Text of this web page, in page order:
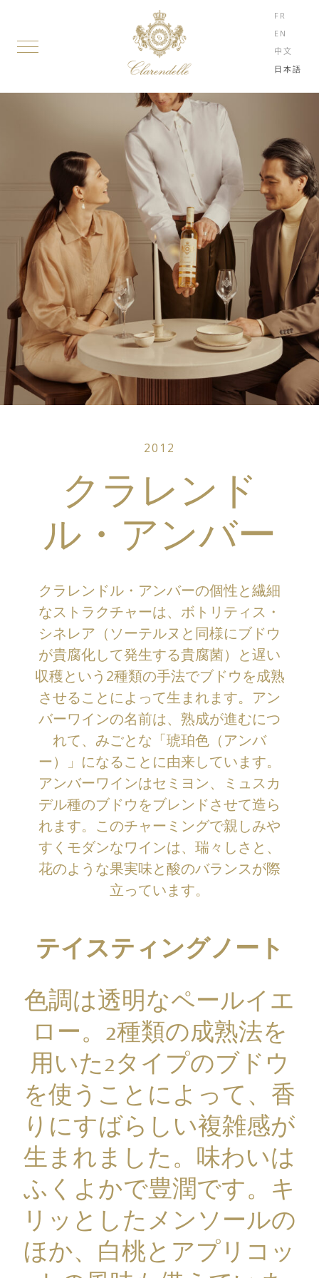
FR
EN
中文
日本語
2012
クラレンド
ル・アンバー
クラレンドル・アンバーの個性と繊細
なストラクチャーは、ボトリティス・
シネレア（ソーテルヌと同様にブドウ
が貴腐化して発生する貴腐菌）と遅い
収穫という2種類の手法でブドウを成熟
させることによって生まれます。アン
バーワインの名前は、熟成が進むにつ
れて、みごとな「琥珀色（アンバ
ー）」になることに由来しています。
アンバーワインはセミヨン、ミュスカ
デル種のブドウをブレンドさせて造ら
れます。このチャーミングで親しみや
すくモダンなワインは、瑞々しさと、
花のような果実味と酸のバランスが際
立っています。
テイスティングノート
色調は透明なペールイエ
ロー。2種類の成熟法を
用いた2タイプのブドウ
を使うことによって、香
りにすばらしい複雑感が
生まれました。味わいは
ふくよかで豊潤です。キ
リッとしたメンソールの
ほか、白桃とアプリコッ